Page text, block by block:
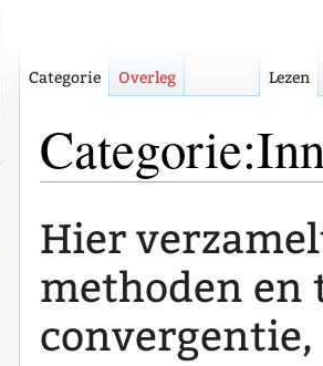
navigatie
zoeken
Hier
methoden en
Categorie Overleg Lezen